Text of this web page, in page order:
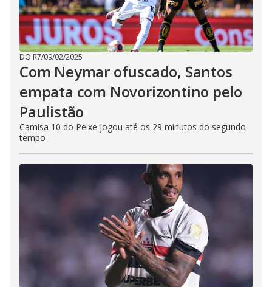
DO R7/09/02/2025
Com Neymar ofuscado, Santos
empata com Novorizontino pelo
Paulistão
Camisa 10 do Peixe jogou até os 29 minutos do segundo
tempo